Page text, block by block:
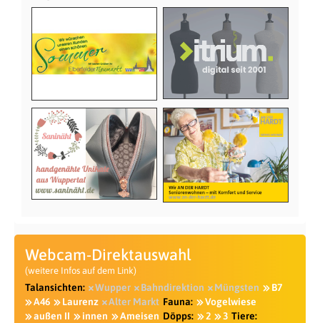
Webcam-Direktauswahl
(weitere Infos auf dem Link)
Talansichten: Wupper Bahndirektion Müngsten
B7
A46
Laurenz Alter Markt Fauna:
Vogelwiese
außen II
innen Ameisen Döpps: 2 3 Tiere: